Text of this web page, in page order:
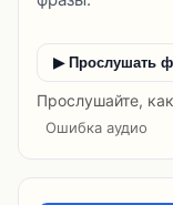
▶ Прослушать
Прослушайте,
Ошибка аудио